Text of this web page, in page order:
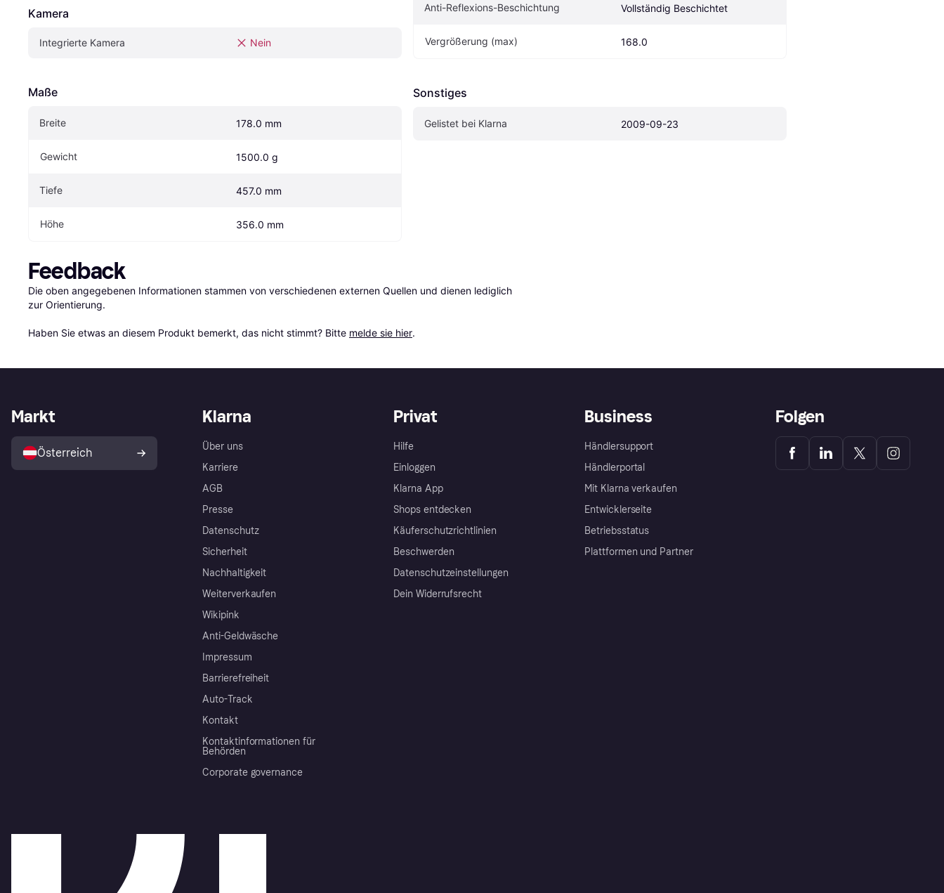
Kamera
Integrierte Kamera Nein
Maße
Breite 178.0 mm
Gewicht 1500.0 g
Tiefe 457.0 mm
Höhe 356.0 mm
Anti-Reflexions-Beschichtung Vollständig Beschichtet
Vergrößerung (max) 168.0
Sonstiges
Gelistet bei Klarna 2009-09-23
Feedback
Die oben angegebenen Informationen stammen von verschiedenen externen Quellen und dienen lediglich
zur Orientierung.
Haben Sie etwas an diesem Produkt bemerkt, das nicht stimmt? Bitte melde sie hier.
Klarna
Über uns
Karriere
AGB
Presse
Datenschutz
Sicherheit
Nachhaltigkeit
Weiterverkaufen
Wikipink
Anti-Geldwäsche
Impressum
Barrierefreiheit
Auto-Track
Kontakt
Kontaktinformationen für
Behörden
Corporate governance
Privat
Hilfe
Einloggen
Klarna App
Shops entdecken
Käuferschutzrichtlinien
Beschwerden
Datenschutzeinstellungen
Dein Widerrufsrecht
Business
Händlersupport
Händlerportal
Mit Klarna verkaufen
Entwicklerseite
Betriebsstatus
Plattformen und Partner
Markt
Österreich
Folgen